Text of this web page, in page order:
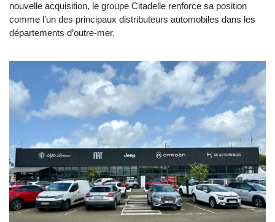
nouvelle acquisition, le groupe Citadelle renforce sa position
comme l’un des principaux distributeurs automobiles dans les
départements d’outre-mer.